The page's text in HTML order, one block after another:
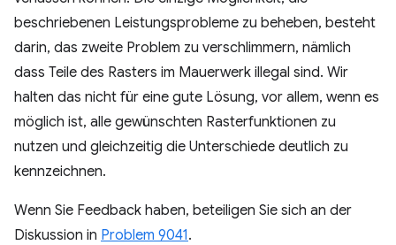
beschriebenen Leistungsprobleme zu beheben, besteht
darin, das zweite Problem zu verschlimmern, nämlich
dass Teile des Rasters im Mauerwerk illegal sind. Wir
halten das nicht für eine gute Lösung, vor allem, wenn es
möglich ist, alle gewünschten Rasterfunktionen zu
nutzen und gleichzeitig die Unterschiede deutlich zu
kennzeichnen.
Wenn Sie Feedback haben, beteiligen Sie sich an der
Diskussion in Problem 9041.